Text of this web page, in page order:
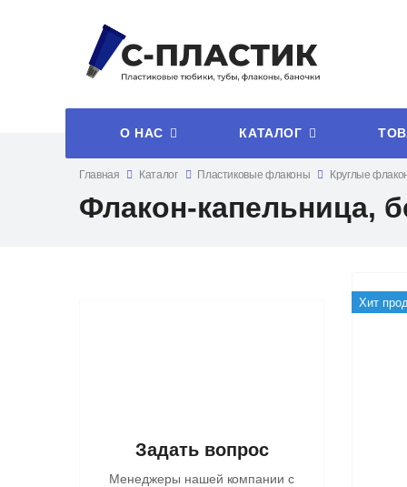
О НАС КАТАЛОГ
Главная Каталог Пластиковые флаконы Круглые
Флакон-капельница,
Задать вопрос
Менеджеры нашей компании с
Хит